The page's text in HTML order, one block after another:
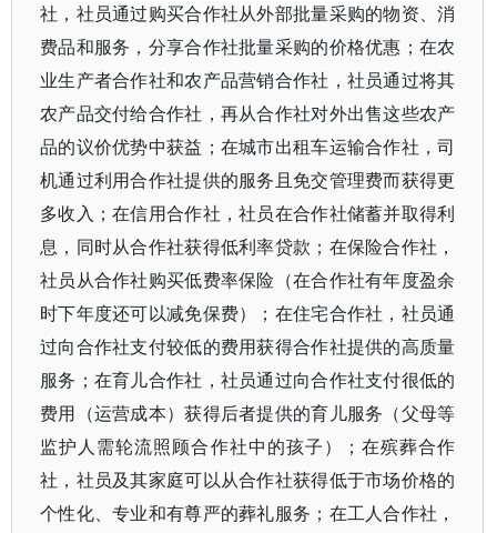
社，社员通过购买合作社从外部批量采购的物资、消
费品和服务，分享合作社批量采购的价格优惠；在农
业生产者合作社和农产品营销合作社，社员通过将其
农产品交付给合作社，再从合作社对外出售这些农产
品的议价优势中获益；在城市出租车运输合作社，司
机通过利用合作社提供的服务且免交管理费而获得更
多收入；在信用合作社，社员在合作社储蓄并取得利
息，同时从合作社获得低利率贷款；在保险合作社，
社员从合作社购买低费率保险（在合作社有年度盈余
时下年度还可以减免保费）；在住宅合作社，社员通
过向合作社支付较低的费用获得合作社提供的高质量
服务；在育儿合作社，社员通过向合作社支付很低的
费用（运营成本）获得后者提供的育儿服务（父母等
监护人需轮流照顾合作社中的孩子）；在殡葬合作
社，社员及其家庭可以从合作社获得低于市场价格的
个性化、专业和有尊严的葬礼服务；在工人合作社，